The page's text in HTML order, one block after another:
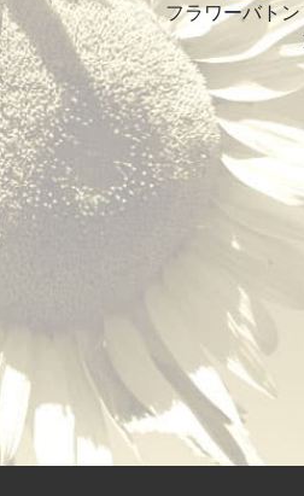
フラワーバト